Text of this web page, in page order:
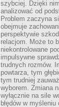
szybciej. Dzięki
analizować od
Problem zaczyna
obejmuje
perspektywie
relacjom. Może to
niekontrolowane
impulsywne
trudnych rozmów.
powtarza, tym
tym trudniej
wyborem. Zmiana
wyłącznie na sile
błędów w